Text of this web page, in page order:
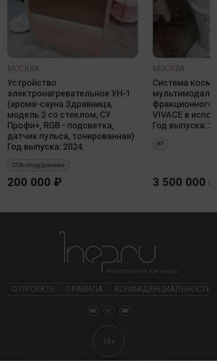
МОСКВА
Устройство
электронагревательное УН-1
(арома-сауна Здравница,
модель 2 со стеклом, СУ
Профи+, RGB - подсветка,
датчик пульса, тонированная)
Год выпуска: 2024.
СПА-оборудование
200 000 ₽
МОСКВА
Система
фракционного
VIVACE в
Год выпуска:
RF
3 500 000 ₽
О ПРОЕКТЕ ПРАВИЛА КОНФИДЕНЦИАЛЬНОСТЬ
18+